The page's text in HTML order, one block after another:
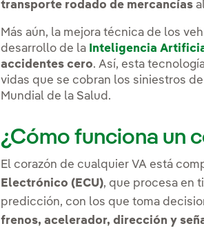
transporte rodado de mercancías
Más aún, la mejora técnica de los
desarrollo de la Inteligencia
accidentes cero. Así, esta
vidas que se cobran los siniestros
Mundial de la Salud.
¿Cómo funciona un
El corazón de cualquier VA está
Electrónico (ECU), que procesa en
predicción, con los que toma
frenos, acelerador, dirección y